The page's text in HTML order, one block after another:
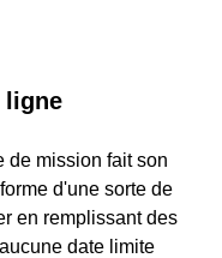
ligne
de mission fait son
d'une sorte de
en remplissant des
date limite